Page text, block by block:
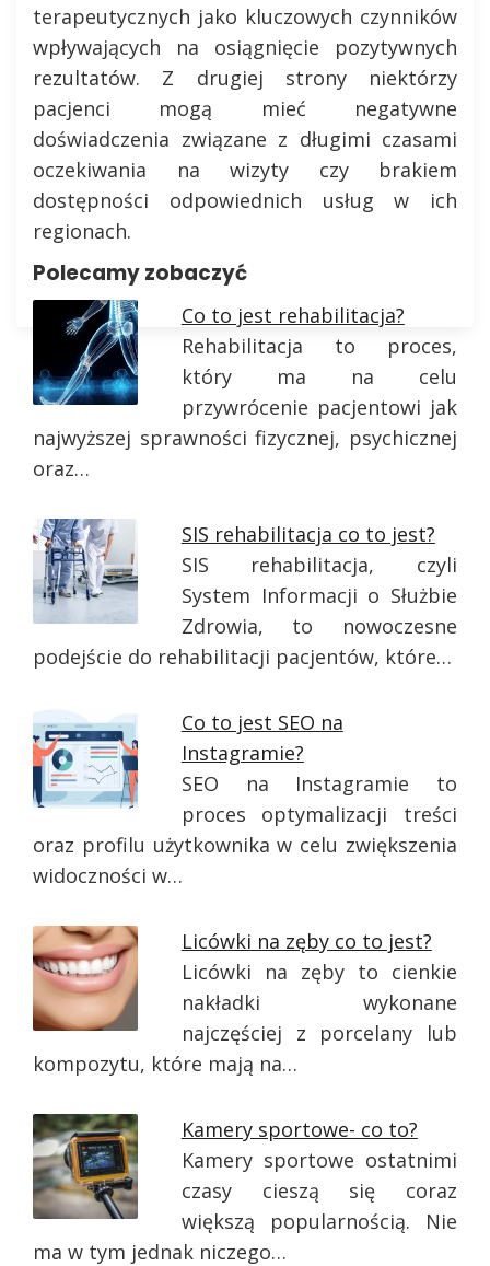
terapeutycznych jako kluczowych czynników
wpływających na osiągnięcie pozytywnych
rezultatów. Z drugiej strony niektórzy
pacjenci mogą mieć negatywne
doświadczenia związane z długimi czasami
oczekiwania na wizyty czy brakiem
dostępności odpowiednich usług w ich
regionach.
Polecamy zobaczyć
Co to jest rehabilitacja?
Rehabilitacja to proces,
który ma na celu
przywrócenie pacjentowi jak
najwyższej sprawności fizycznej, psychicznej
oraz…
SIS rehabilitacja co to jest?
SIS rehabilitacja, czyli
System Informacji o Służbie
Zdrowia, to nowoczesne
podejście do rehabilitacji pacjentów, które…
Co to jest SEO na
Instagramie?
SEO na Instagramie to
proces optymalizacji treści
oraz profilu użytkownika w celu zwiększenia
widoczności w…
Licówki na zęby co to jest?
Licówki na zęby to cienkie
nakładki wykonane
najczęściej z porcelany lub
kompozytu, które mają na…
Kamery sportowe- co to?
Kamery sportowe ostatnimi
czasy cieszą się coraz
większą popularnością. Nie
ma w tym jednak niczego…